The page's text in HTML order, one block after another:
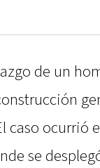
de un
caso ocurrió
se